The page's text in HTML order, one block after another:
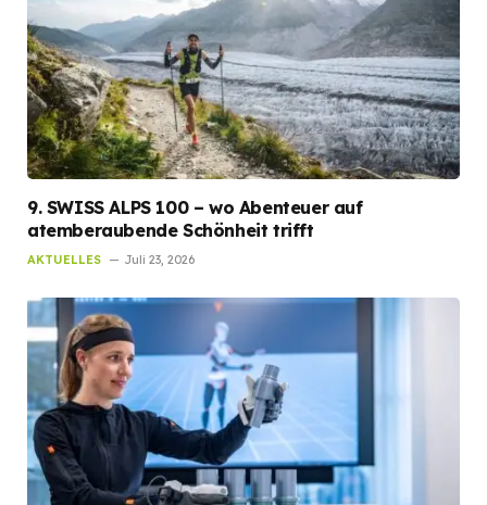
9. SWISS ALPS 100 – wo Abenteuer auf
atemberaubende Schönheit trifft
AKTUELLES Juli 23, 2026